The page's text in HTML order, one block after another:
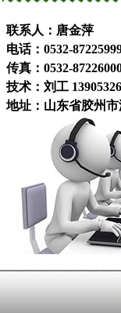
联系人：唐金萍
电话：0532-
传真：0532-
技术：刘工
地址：山东省胶州